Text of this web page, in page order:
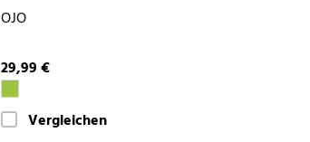
OJO
29,99 €
Vergleichen